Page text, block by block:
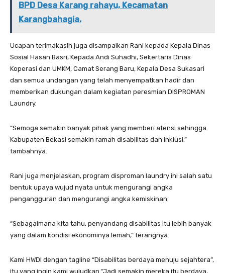
BPD Desa Karang rahayu, Kecamatan
Karangbahagia.
Ucapan terimakasih juga disampaikan Rani kepada Kepala Dinas
Sosial Hasan Basri, Kepada Andi Suhadhi, Sekertaris Dinas
Koperasi dan UMKM, Camat Serang Baru, Kepala Desa Sukasari
dan semua undangan yang telah menyempatkan hadir dan
memberikan dukungan dalam kegiatan peresmian DISPROMAN
Laundry.
“Semoga semakin banyak pihak yang memberi atensi sehingga
Kabupaten Bekasi semakin ramah disabilitas dan inklusi,”
tambahnya.
Rani juga menjelaskan, program disproman laundry ini salah satu
bentuk upaya wujud nyata untuk mengurangi angka
pengangguran dan mengurangi angka kemiskinan.
“Sebagaimana kita tahu, penyandang disabilitas itu lebih banyak
yang dalam kondisi ekonominya lemah,” terangnya.
Kami HWDI dengan tagline “Disabilitas berdaya menuju sejahtera”,
itu yang ingin kami wujudkan.“Jadi semakin mereka itu berdaya,